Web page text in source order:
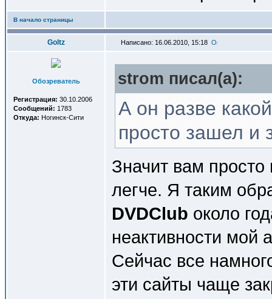
В начало страницы
Goltz Написано: 16.06.2010, 15:18
Обозреватель
Регистрация: 30.10.2006
Сообщений: 1783
Откуда: Ногинск-Сити
strom писал(a):
А он разве
просто зашел и
Значит вам
легче. Я таким
DVDClub около
неактивности мой
Сейчас все
эти сайты чаще